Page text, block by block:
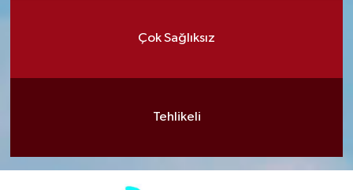
Çok Sağlıksız
Tehlikeli